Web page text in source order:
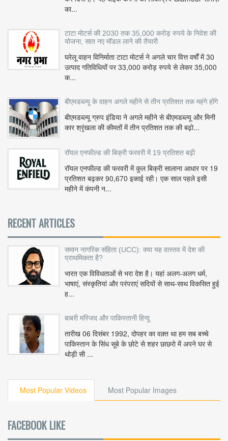
का...
टाटा मोटर्स की 2030 तक 35,000 करोड़ रुपये के निवेश की
योजना, सात नए मॉडल लाने की तैयारी
घरेलू वाहन विनिर्माता टाटा मोटर्स ने अगले चार वित्त वर्षों में 30
उत्पाद गतिविधियों पर 33,000 करोड़ रुपये से लेकर 35,000
क...
बीएमडब्ल्यू के वाहन अगले महीने से तीन प्रतिशत तक महंगे होंगे
बीएमडब्ल्यू ग्रुप इंडिया ने अगले महीने से बीएमडब्ल्यू और मिनी
कार श्रृंखला की कीमतों में तीन प्रतिशत तक की बढ़ो...
रॉयल एनफील्ड की बिक्री फरवरी में 19 प्रतिशत बढ़ी
रॉयल एनफील्ड की फरवरी में कुल बिक्री सालाना आधार पर 19
प्रतिशत बढ़कर 90,670 इकाई रही। एक साल पहले इसी
महीने में कंपनी न...
RECENT ARTICLES
समान नागरिक संहिता (UCC): क्या यह वास्तव में देश की
प्राथमिकता है?
भारत एक विविधताओं से भरा देश है। यहां अलग-अलग धर्म,
भाषाएं, संस्कृतियां और परंपराएं सदियों से साथ-साथ विकसित हुई
ह...
बाबरी मस्जिद और पाकिस्तानी हिन्दू
तारीख 06 दिसंबर 1992, दोपहर का वक़्त था हम सब बच्चे
पाकिस्तान के सिंध सूबे के छोटे से शहर छाछरो में अपने घर से
थोड़ी सी ...
Most Popular Videos Most Popular Images
FACEBOOK LIKE